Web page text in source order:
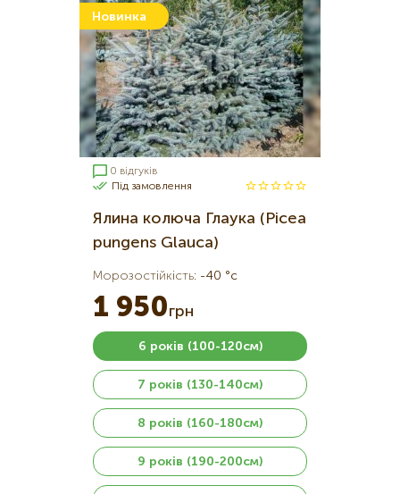
Новинка
0 відгуків
Під замовлення
Ялина колюча Глаука (Picea
pungens Glauca)
Морозостійкість: -40 °c
1 950грн
6 років (100-120см)
7 років (130-140см)
8 років (160-180см)
9 років (190-200см)